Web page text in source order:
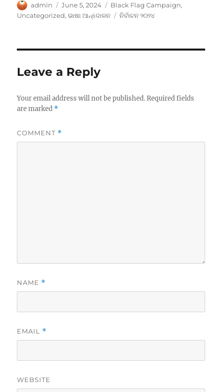
Author
admin
Posted
on
June 5, 2024 Categories
Black Flag Campaign,
Uncategorized,ଭାଷା ଆନ୍ଦୋଳନ Tags
ନିର୍ବାଚନ ୨୦୨୪
Leave a Reply
Your email address will not be published. Required fields
are marked *
COMMENT *
NAME *
EMAIL *
WEBSITE